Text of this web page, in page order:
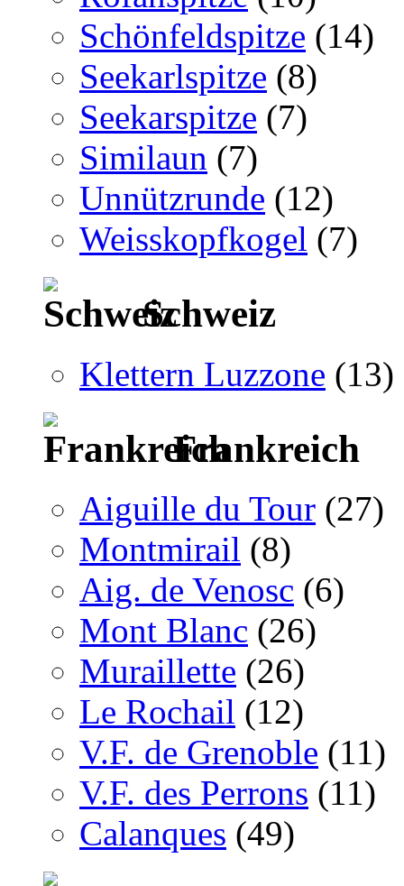
Schönfeldspitze (14)
Seekarlspitze (8)
Seekarspitze (7)
Similaun (7)
Unnützrunde (12)
Weisskopfkogel (7)
Schweiz
Klettern Luzzone (13)
Frankreich
Aiguille du Tour (27)
Montmirail (8)
Aig. de Venosc (6)
Mont Blanc (26)
Muraillette (26)
Le Rochail (12)
V.F. de Grenoble (11)
V.F. des Perrons (11)
Calanques (49)